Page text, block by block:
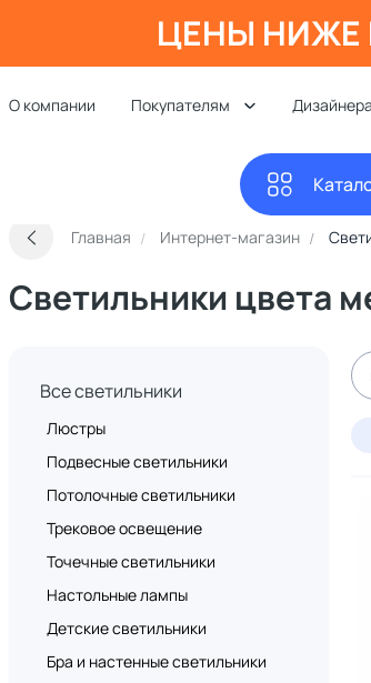
ЦЕНЫ НИЖЕ
О компании Покупателям
Главная Интернет-магазин
Светильники цвета
Все светильники
Люстры
Подвесные светильники
Потолочные светильники
Трековое освещение
Точечные светильники
Настольные лампы
Детские светильники
Бра и настенные светильники